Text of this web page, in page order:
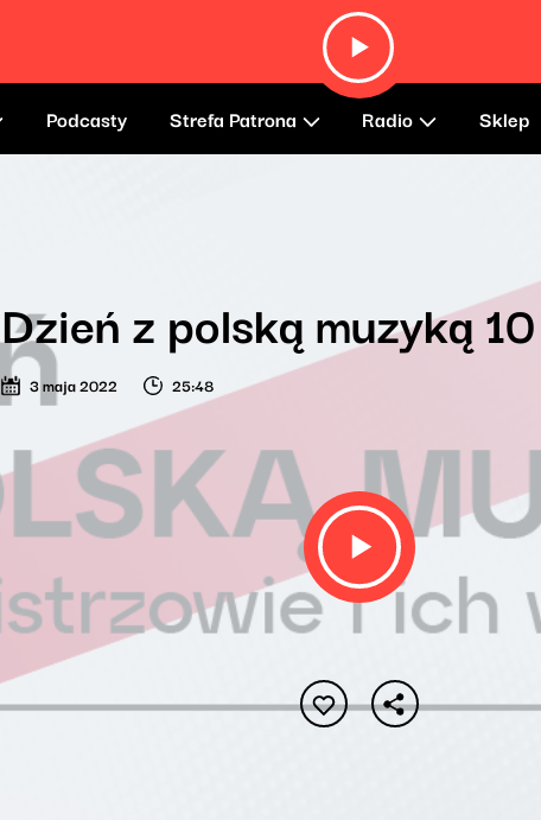
Podcasty Strefa Patrona Radio Sklep
Dzień z polską muzyką
3 maja 2022 25:48